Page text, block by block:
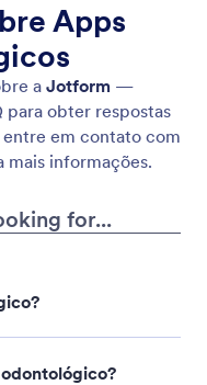
Apps
aJotform—
para obter respostas
em contato com
mais informações.